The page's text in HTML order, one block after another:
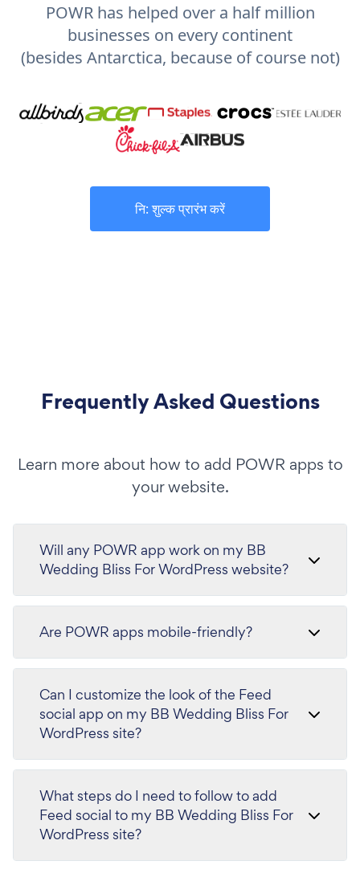
POWR has helped over a half million
businesses on every continent
(besides Antarctica, because of course not)
नि: शुल्क प्रारंभ करें
Frequently Asked Questions
Learn more about how to add POWR apps to
your website.
Will any POWR app work on my BB
Wedding Bliss For WordPress website?
Are POWR apps mobile-friendly?
Can I customize the look of the Feed
social app on my BB Wedding Bliss For
WordPress site?
What steps do I need to follow to add
Feed social to my BB Wedding Bliss For
WordPress site?